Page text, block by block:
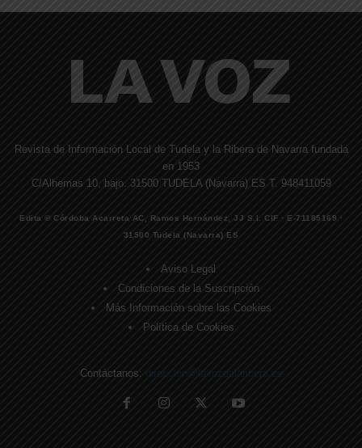
Revista de Información Local de Tudela y la Ribera de Navarra fundada
en 1953
C/Alhemas 10, bajo. 31500 TUDELA (Navarra) ES T. 948411059
Edita © Córdoba Acarreta AC, Ramos Hernández, JJ S.I. CIF · E-71185169 ·
31500 Tudela (Navarra) ES
Aviso Legal
Condiciones de la Suscripción
Más Información sobre las Cookies
Política de Cookies
Contáctanos: direccion@lavozdelaribera.es